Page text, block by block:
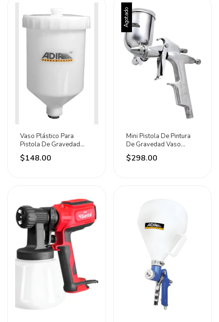
Vaso Plástico Para
Pistola De Gravedad
600ml Adir Blanco
$148.00
Agotado
Mini Pistola De Pintura
De Gravedad Vaso
100ml Metálico Adir
Plateado
$298.00